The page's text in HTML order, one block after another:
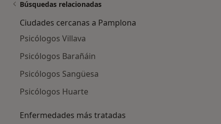
Búsquedas relacionadas
Ciudades cercanas a Pamplona
Psicólogos Villava
Psicólogos Barañáin
Psicólogos Sangüesa
Psicólogos Huarte
Enfermedades más tratadas